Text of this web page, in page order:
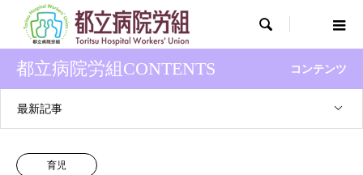

都立病院労組CONTENTS コンテンツ
最新記事
育児